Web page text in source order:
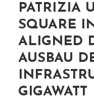
PATRIZIA
SQUARE
ALIGNED
AUSBAU
GIGAWATT